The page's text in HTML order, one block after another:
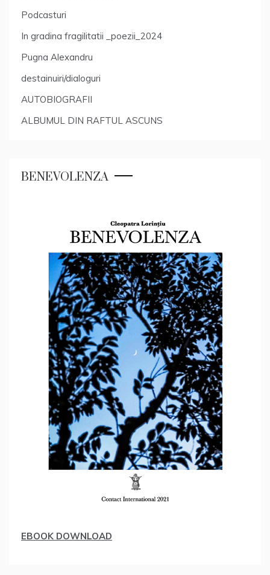
Podcasturi
In gradina fragilitatii _poezii_2024
Pugna Alexandru
destainuiri/dialoguri
AUTOBIOGRAFII
ALBUMUL DIN RAFTUL ASCUNS
BENEVOLENZA
EBOOK DOWNLOAD